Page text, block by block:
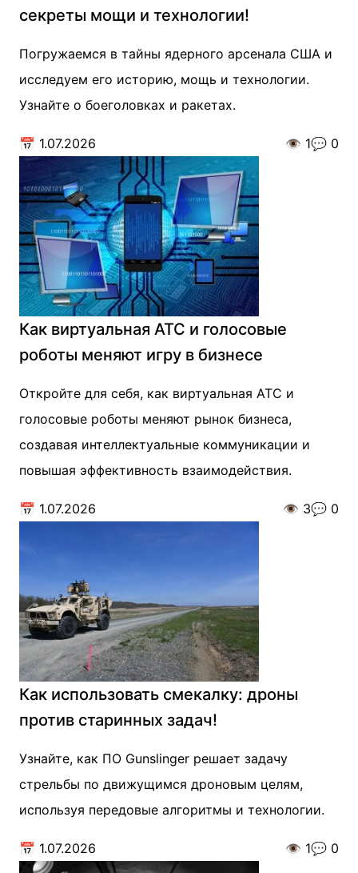
секреты мощи и технологии!
Погружаемся в тайны ядерного арсенала США и
исследуем его историю, мощь и технологии.
Узнайте о боеголовках и ракетах.
📅 1.07.2026 👁️ 1💬 0
Как виртуальная АТС и голосовые
роботы меняют игру в бизнесе
Откройте для себя, как виртуальная АТС и
голосовые роботы меняют рынок бизнеса,
создавая интеллектуальные коммуникации и
повышая эффективность взаимодействия.
📅 1.07.2026 👁️ 3💬 0
Как использовать смекалку: дроны
против старинных задач!
Узнайте, как ПО Gunslinger решает задачу
стрельбы по движущимся дроновым целям,
используя передовые алгоритмы и технологии.
📅 1.07.2026 👁️ 1💬 0